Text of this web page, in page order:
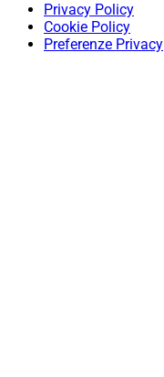
Privacy Policy
Cookie Policy
Preferenze Privacy